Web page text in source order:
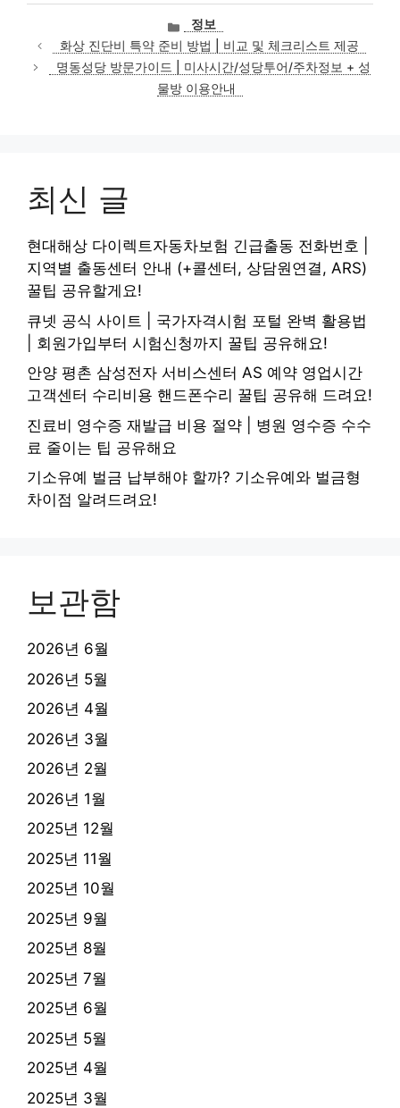
카
테
고
리
정보
화상 진단비 특약 준비 방법 | 비교 및 체크리스트 제공
명동성당 방문가이드 | 미사시간/성당투어/주차정보 + 성
물방 이용안내
최신 글
현대해상 다이렉트자동차보험 긴급출동 전화번호 |
지역별 출동센터 안내 (+콜센터, 상담원연결, ARS)
꿀팁 공유할게요!
큐넷 공식 사이트 | 국가자격시험 포털 완벽 활용법
| 회원가입부터 시험신청까지 꿀팁 공유해요!
안양 평촌 삼성전자 서비스센터 AS 예약 영업시간
고객센터 수리비용 핸드폰수리 꿀팁 공유해 드려요!
진료비 영수증 재발급 비용 절약 | 병원 영수증 수수
료 줄이는 팁 공유해요
기소유예 벌금 납부해야 할까? 기소유예와 벌금형
차이점 알려드려요!
보관함
2026년 6월
2026년 5월
2026년 4월
2026년 3월
2026년 2월
2026년 1월
2025년 12월
2025년 11월
2025년 10월
2025년 9월
2025년 8월
2025년 7월
2025년 6월
2025년 5월
2025년 4월
2025년 3월